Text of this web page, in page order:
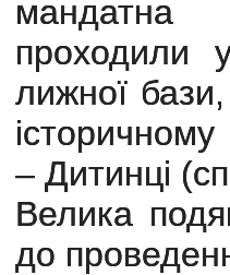
мандатна
проходили
лижної
– Дитинці
Велика
до